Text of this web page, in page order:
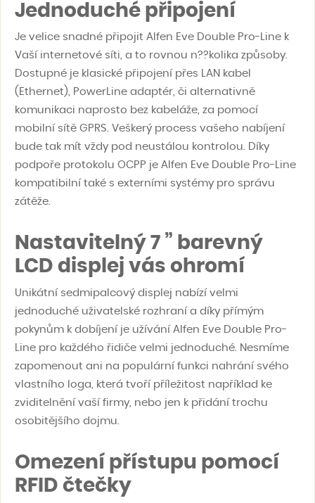
Jednoduché připojení
Je velice snadné připojit Alfen Eve Double Pro-Line k
Vaší internetové síti, a to rovnou n??kolika způsoby.
Dostupné je klasické připojení přes LAN kabel
(Ethernet), PowerLine adaptér, či alternativně
komunikaci naprosto bez kabeláže, za pomocí
mobilní sítě GPRS. Veškerý process vašeho nabíjení
bude tak mít vždy pod neustálou kontrolou. Díky
podpoře protokolu OCPP je Alfen Eve Double Pro-Line
kompatibilní také s externími systémy pro správu
zátěže.
Nastavitelný 7 ” barevný
LCD displej vás ohromí
Unikátní sedmipalcový displej nabízí velmi
jednoduché uživatelské rozhraní a díky přímým
pokynům k dobíjení je užívání Alfen Eve Double Pro-
Line pro každého řidiče velmi jednoduché. Nesmíme
zapomenout ani na populární funkci nahrání svého
vlastního loga, která tvoří příležitost například ke
zviditelnění vaší firmy, nebo jen k přidání trochu
osobitějšího dojmu.
Omezení přístupu pomocí
RFID čtečky